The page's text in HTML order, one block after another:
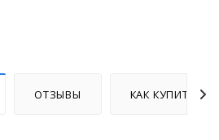
ОТЗЫВЫ КАК КУПИТЬ